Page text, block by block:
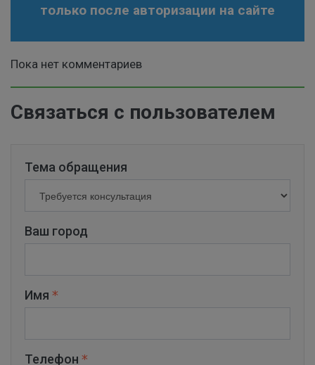
только после авторизации на сайте
Пока нет комментариев
Связаться с пользователем
Тема обращения
Ваш город
Имя
Телефон